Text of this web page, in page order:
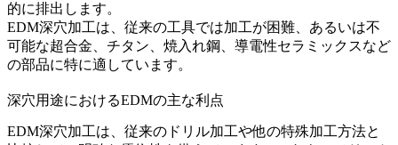
的に排出します。
EDM深穴加工は、従来の工具では加工が困難、あるいは不
可能な超合金 チタン 焼入れ鋼 導電性セラミックスなど
の部品に特に適しています。
深穴用途におけるEDMの主な利点
EDM深穴加工は、従来のドリル加工や他の特殊加工方法と